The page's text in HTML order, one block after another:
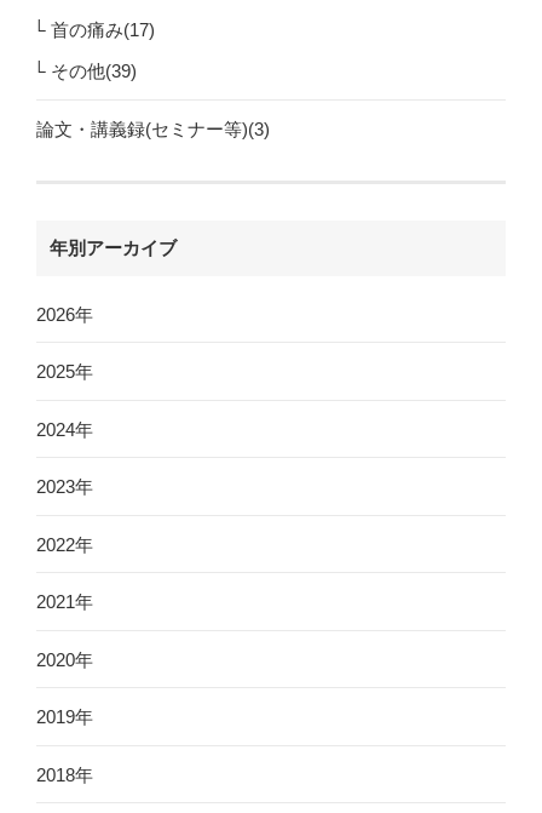
首の痛み(17)
その他(39)
論文・講義録(セミナー等)(3)
年別アーカイブ
2026年
2025年
2024年
2023年
2022年
2021年
2020年
2019年
2018年